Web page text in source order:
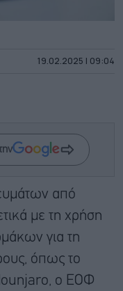
19.02.2025 | 09:04
από
με τη χρήση
για τη
όπως το
ο ΕΟΦ